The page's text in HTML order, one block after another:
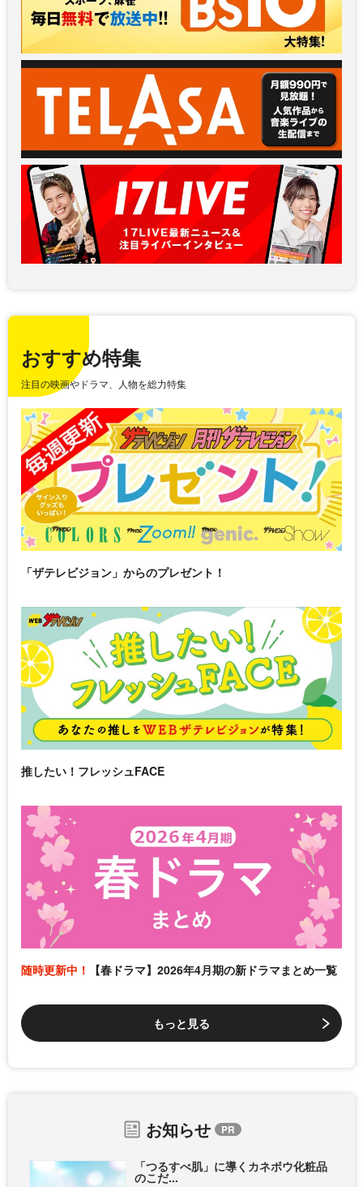
おすすめ特集
注目の映画やドラマ、人物を総力特集
「ザテレビジョン」からのプレゼント！
推したい！フレッシュFACE
随時更新中！ 【春ドラマ】2026年4月期の新ドラマまとめ一覧
もっと見る
お知らせ
「つるすべ肌」に導くカネボウ化粧品
のこだ...